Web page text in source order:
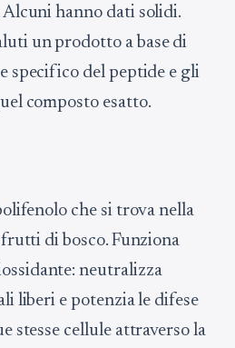
hanno dati solidi.
un prodotto a base di
specifico del peptide e gli
composto esatto.
che si trova nella
di bosco. Funziona
neutralizza
liberi e potenzia le difese
stesse cellule attraverso la